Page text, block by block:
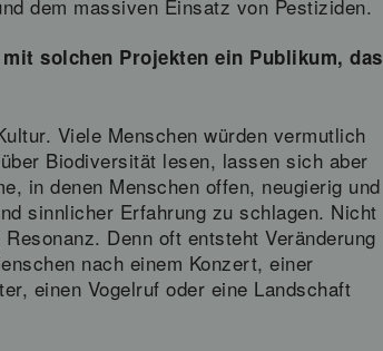
dem massiven Einsatz von Pestiziden.
solchen Projekten ein Publikum, das
Viele Menschen würden vermutlich
Biodiversität lesen, lassen sich aber
in denen Menschen offen, neugierig und
sinnlicher Erfahrung zu schlagen. Nicht
Denn oft entsteht Veränderung
nach einem Konzert, einer
einen Vogelruf oder eine Landschaft